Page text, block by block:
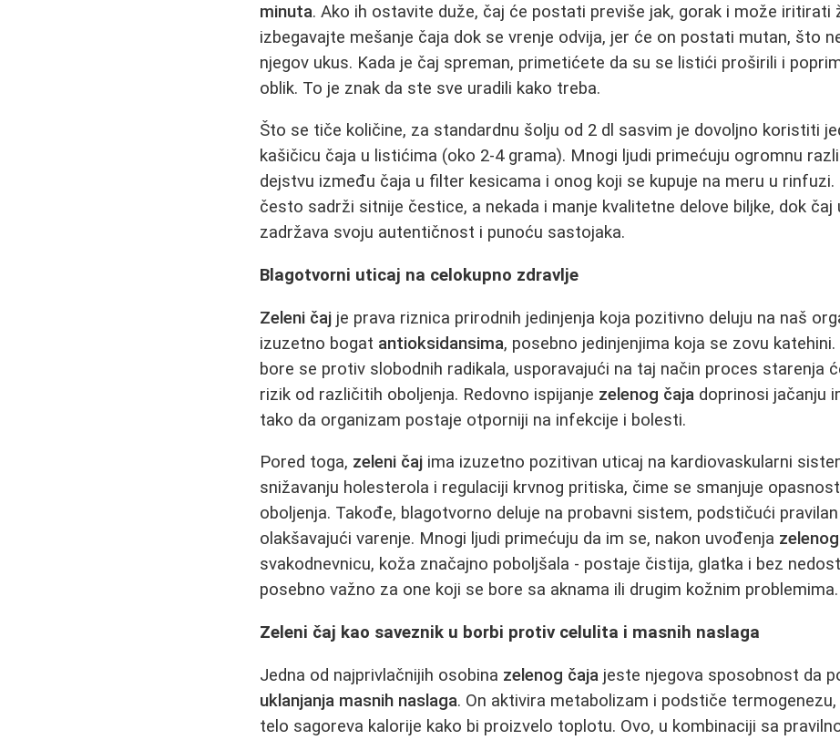
minuta. Ako ih ostavite duže, čaj će postati previše jak, gorak i može iritirati
izbegavajte mešanje čaja dok se vrenje odvija, jer će on postati mutan, što
njegov ukus. Kada je čaj spreman, primetićete da su se listići proširili i
oblik. To je znak da ste sve uradili kako treba.
Što se tiče količine, za standardnu šolju od 2 dl sasvim je dovoljno koristiti
kašičicu čaja u listićima (oko 2-4 grama). Mnogi ljudi primećuju ogromnu
dejstvu između čaja u filter kesicama i onog koji se kupuje na meru u rinfuzi.
često sadrži sitnije čestice, a nekada i manje kvalitetne delove biljke, dok čaj
zadržava svoju autentičnost i punoću sastojaka.
Blagotvorni uticaj na celokupno zdravlje
Zeleni čaj je prava riznica prirodnih jedinjenja koja pozitivno deluju na naš
izuzetno bogat antioksidansima, posebno jedinjenjima koja se zovu
bore se protiv slobodnih radikala, usporavajući na taj način proces starenja
rizik od različitih oboljenja. Redovno ispijanje zelenog čaja doprinosi jačanju
tako da organizam postaje otporniji na infekcije i bolesti.
Pored toga, zeleni čaj ima izuzetno pozitivan uticaj na kardiovaskularni
snižavanju holesterola i regulaciji krvnog pritiska, čime se smanjuje
oboljenja. Takođe, blagotvorno deluje na probavni sistem, podstičući
olakšavajući varenje. Mnogi ljudi primećuju da im se, nakon uvođenja
svakodnevnicu, koža značajno poboljšala - postaje čistija, glatka i bez
posebno važno za one koji se bore sa aknama ili drugim kožnim problemima.
Zeleni čaj kao saveznik u borbi protiv celulita i masnih naslaga
Jedna od najprivlačnijih osobina zelenog čaja jeste njegova sposobnost da
uklanjanja masnih naslaga. On aktivira metabolizam i podstiče
telo sagoreva kalorije kako bi proizvelo toplotu. Ovo, u kombinaciji sa